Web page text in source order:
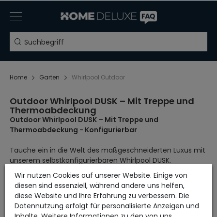
Home Garten Whirlpool Outdoor
Outdoor Whirlpool DUSK – Mit Treppe und
Thermoabdeckung
Outdoor Whirlpool DUSK – Mit Treppe und
Thermoabdeckung - Konfigurierbar
Tauche ein in die Welt des maßgeschneiderten Luxus mit
unserem selbstkonfigurierbaren Whirlpool DUSK.
Bei uns steht deine persönliche Vorliebe im Mittelpunkt,
deshalb kannst du deinen Whirlpool ganz nach
deinen Wünschen gestalten.
Farbauswahl Wanne:Wähle zwischen klassischem Weiß
Wir nutzen Cookies auf unserer Website. Einige von
diesen sind essenziell, während andere uns helfen,
diese Website und Ihre Erfahrung zu verbessern. Die
Datennutzung erfolgt für personalisierte Anzeigen und